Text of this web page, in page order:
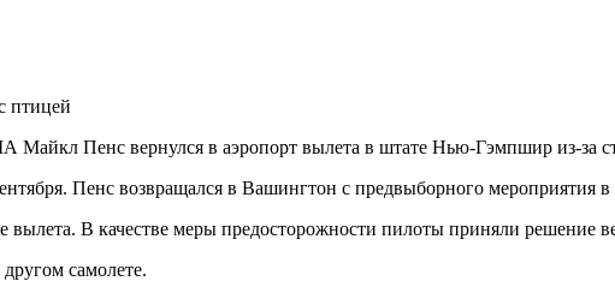
Майкл Пенс вернулся в аэропорт вылета в штате Нью-Гэмпшир из-за
Пенс возвращался в Вашингтон с предвыборного мероприятия в
вылета. В качестве меры предосторожности пилоты приняли решение
самолете.